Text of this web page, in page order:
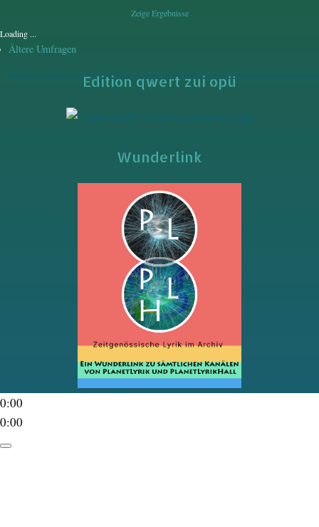
Zeige Ergebnisse
Loading ...
Ältere Umfragen
Edition qwert zui opü
Wunderlink
0:00
0:00